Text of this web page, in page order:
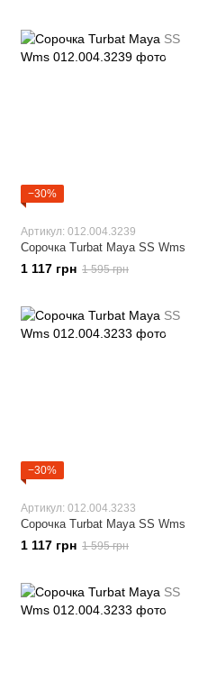
−30%
Артикул: 012.004.3239
Сорочка Turbat Maya SS Wms
1 117 грн 1 595 грн
−30%
Артикул: 012.004.3233
Сорочка Turbat Maya SS Wms
1 117 грн 1 595 грн